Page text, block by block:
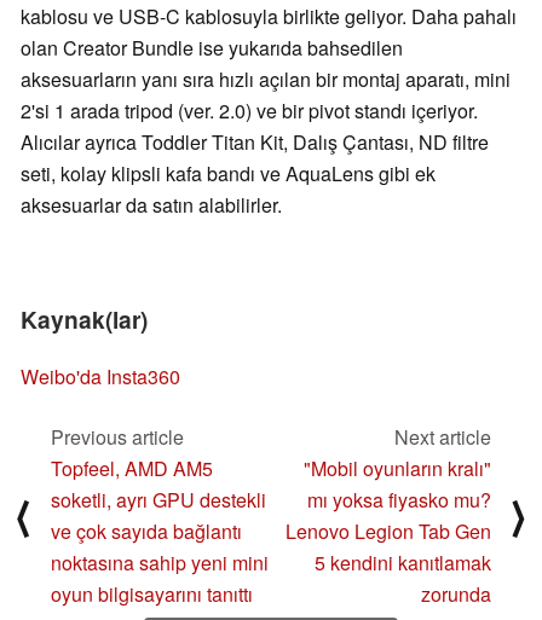
kablosu ve USB-C kablosuyla birlikte geliyor. Daha pahalı
olan Creator Bundle ise yukarıda bahsedilen
aksesuarların yanı sıra hızlı açılan bir montaj aparatı, mini
2'si 1 arada tripod (ver. 2.0) ve bir pivot standı içeriyor.
Alıcılar ayrıca Toddler Titan Kit, Dalış Çantası, ND filtre
seti, kolay klipsli kafa bandı ve AquaLens gibi ek
aksesuarlar da satın alabilirler.
Kaynak(lar)
Weibo'da Insta360
⟨
Previous article
Topfeel, AMD AM5
soketli, ayrı GPU destekli
ve çok sayıda bağlantı
noktasına sahip yeni mini
oyun bilgisayarını tanıttı
Next article
"Mobil oyunların kralı"
mı yoksa fiyasko mu?
Lenovo Legion Tab Gen
5 kendini kanıtlamak
zorunda
⟩